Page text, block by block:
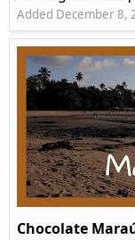
Added December 8,
Chocolate